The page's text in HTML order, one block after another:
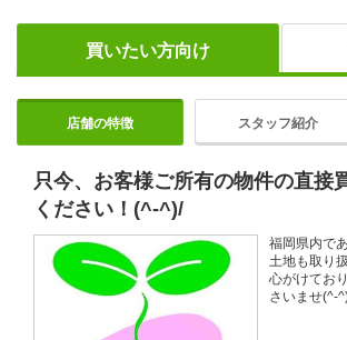
買いたい方向け
店舗の特徴 スタッフ紹介
只今、お客様ご所有の物件の直接
ください！(^-^)/
福岡県内で
土地も取り
心がけてお
さいませ(^-